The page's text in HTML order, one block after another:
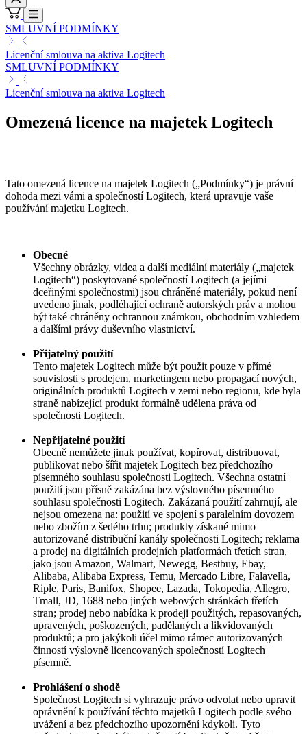
SMLUVNÍ PODMÍNKY
Licenční smlouva na aktiva Logitech
SMLUVNÍ PODMÍNKY
Licenční smlouva na aktiva Logitech
Omezená licence na majetek Logitech
Tato omezená licence na majetek Logitech („Podmínky“) je právní
dohoda mezi vámi a společností Logitech, která upravuje vaše
používání majetku Logitech.
Obecné
Všechny obrázky, videa a další mediální materiály („majetek
Logitech“) poskytované společností Logitech (a jejími
dceřinými společnostmi) jsou chráněné materiály, pokud není
uvedeno jinak, podléhající ochraně autorských práv a mohou
být také chráněny ochrannou známkou, obchodním vzhledem
a dalšími právy duševního vlastnictví.
Přijatelný použití
Tento majetek Logitech může být použit pouze v přímé
souvislosti s prodejem, marketingem nebo propagací nových,
originálních produktů Logitech v zemi nebo regionu, kde byla
straně nabízející produkt formálně udělena práva od
společnosti Logitech.
Nepřijatelné použití
Obecně nemůžete jinak používat, kopírovat, distribuovat,
publikovat nebo šířit majetek Logitech bez předchozího
písemného souhlasu společnosti Logitech. Všechna ostatní
použití jsou přísně zakázána bez výslovného písemného
souhlasu společnosti Logitech. Zakázaná použití zahrnují, ale
nejsou omezena na: použití ve spojení s paralelním dovozem
nebo zbožím z šedého trhu; produkty získané mimo
autorizované distribuční kanály společnosti Logitech; reklama
a prodej na digitálních prodejních platformách třetích stran,
jako jsou Amazon, Walmart, Newegg, Bestbuy, Ebay,
Alibaba, Alibaba Express, Temu, Mercado Libre, Falavella,
Riple, Paris, Banifox, Shopee, Lazada, Tokopedia, Allegro,
Tmall, JD, 1688 nebo jiných webových stránkách třetích
stran; prodej nebo nabídka k prodeji použitých, repasovaných,
upravených, poškozených, padělaných a likvidovaných
produktů; a pro jakýkoli účel mimo rámec autorizovaných
činností výslovně licencovaných společností Logitech
písemně.
Prohlášení o shodě
Společnost Logitech si vyhrazuje právo odvolat nebo upravit
oprávnění k používání těchto majetků Logitech podle svého
uvážení a bez předchozího upozornění kdykoli. Tyto